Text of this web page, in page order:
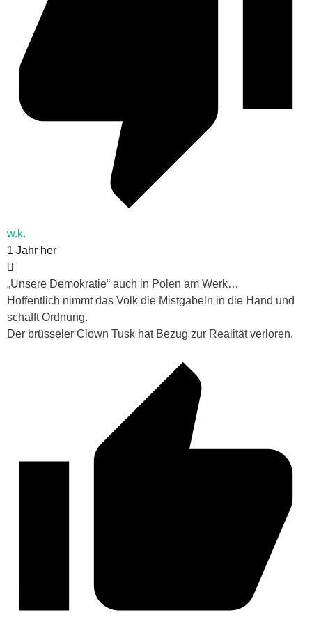
w.k.
1 Jahr her
„Unsere Demokratie“ auch in Polen am Werk…
Hoffentlich nimmt das Volk die Mistgabeln in die Hand und
schafft Ordnung.
Der brüsseler Clown Tusk hat Bezug zur Realität verloren.